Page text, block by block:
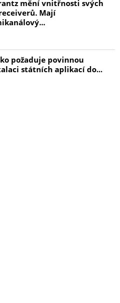
mění vnitřnosti svých
Mají
požaduje povinnou
státních aplikací do...